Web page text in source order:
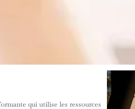
qui utilise les ressources